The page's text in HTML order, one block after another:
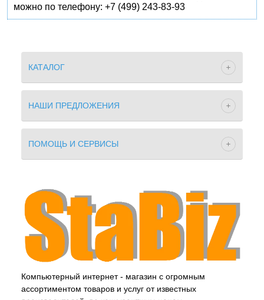
можно по телефону: +7 (499) 243-83-93
КАТАЛОГ
НАШИ ПРЕДЛОЖЕНИЯ
ПОМОЩЬ И СЕРВИСЫ
Компьютерный интернет - магазин с огромным
ассортиментом товаров и услуг от известных